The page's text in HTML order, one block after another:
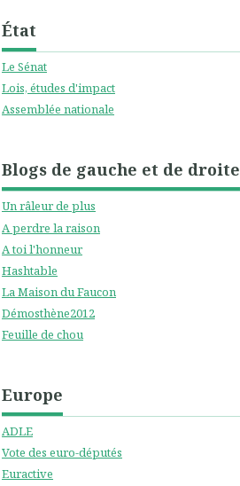
État
Le Sénat
Lois, études d'impact
Assemblée nationale
Blogs de gauche et de droite
Un râleur de plus
A perdre la raison
A toi l'honneur
Hashtable
La Maison du Faucon
Démosthène2012
Feuille de chou
Europe
ADLE
Vote des euro-députés
Euractive